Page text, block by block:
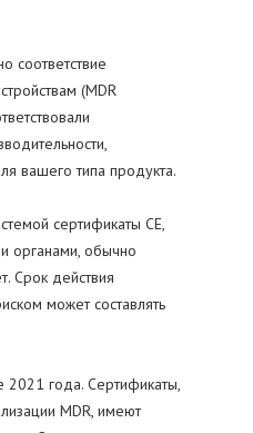
соответствие
(MDR
вашего типа продукта.
сертификаты CE,
органами, обычно
Срок действия
может составлять
2021 года. Сертификаты,
MDR, имеют